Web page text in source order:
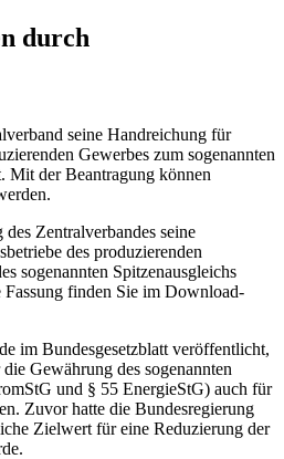
durch
seine Handreichung für
Gewerbes zum sogenannten
Mit der Beantragung können
Zentralverbandes seine
des produzierenden
sogenannten Spitzenausgleichs
finden Sie im Download-
im Bundesgesetzblatt veröffentlicht,
Gewährung des sogenannten
und § 55 EnergieStG) auch für
Zuvor hatte die Bundesregierung
Zielwert für eine Reduzierung der